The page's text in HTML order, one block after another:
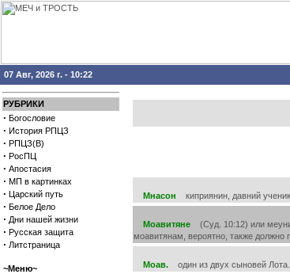
07 Авг, 2026 г. - 10:22
РУБРИКИ
· Богословие
· История РПЦЗ
· РПЦЗ(В)
· РосПЦ
· Апостасия
· МП в картинках
· Царский путь
· Белое Дело
· Дни нашей жизни
· Русская защита
· Литстраница
~Меню~
Мнасон киприянин, давний
Моавитяне (Суд. 10:12) или
моавитянам, вероятно, также
Моав. один из двух сыновей